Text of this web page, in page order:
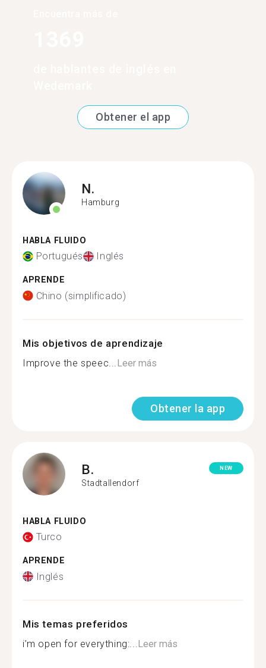
Obtener el app
N.
Hamburg
HABLA FLUIDO
Portugués Inglés
APRENDE
Chino (simplificado)
Mis objetivos de aprendizaje
Improve the speec... Leer más
Obtener la app
B.
Stadtallendorf
NEW
HABLA FLUIDO
Turco
APRENDE
Inglés
Mis temas preferidos
i’m open for everything:... Leer más